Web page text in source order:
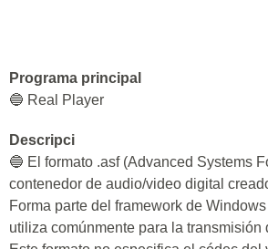
Programa principal
🔵 Real Player
Descripci
🔵 El formato .asf (Advanced Systems
contenedor de audio/video digital
Forma parte del framework de
utiliza comúnmente para la transmisión